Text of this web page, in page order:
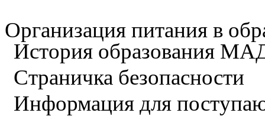
Организация питания в
История образования
Страничка безопасности
Информация для